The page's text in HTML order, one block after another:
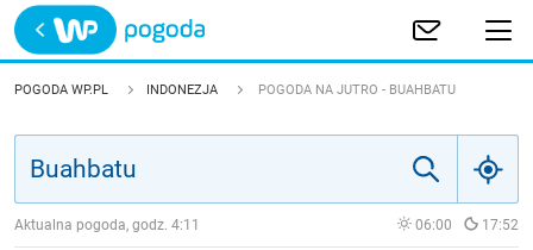
Trwa ładowanie
POLSKA
POGODA WP.PL INDONEZJA POGODA NA JUTRO - BUAHBATU
Aktualna pogoda, godz. 4:11 06:00 17:52